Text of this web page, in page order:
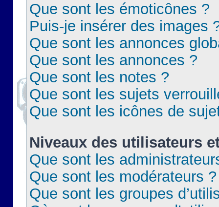
Que sont les émoticônes ?
Puis-je insérer des images
Que sont les annonces
Que sont les annonces ?
Que sont les notes ?
Que sont les sujets
Que sont les icônes de
Niveaux des utilisateurs
Que sont les
Que sont les modérateurs ?
Que sont les groupes